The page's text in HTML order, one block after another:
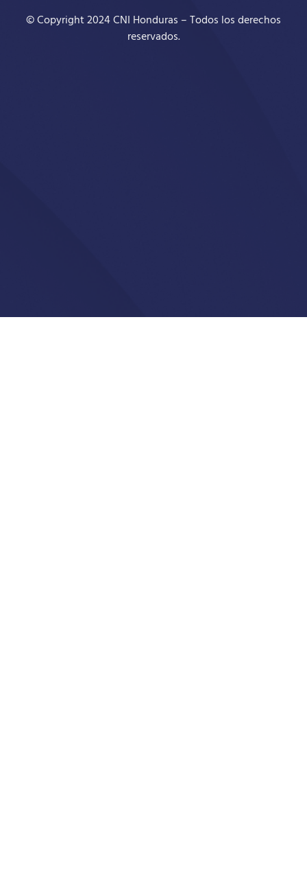
© Copyright 2024 CNI Honduras – Todos los derechos
reservados.